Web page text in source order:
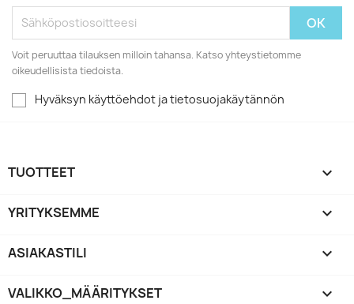
Voit peruuttaa tilauksen milloin tahansa. Katso yhteystietomme
oikeudellisista tiedoista.
Hyväksyn käyttöehdot ja tietosuojakäytännön
TUOTTEET 
YRITYKSEMME 
ASIAKASTILI 
VALIKKO_MÄÄRITYKSET keyboard_arrow_down